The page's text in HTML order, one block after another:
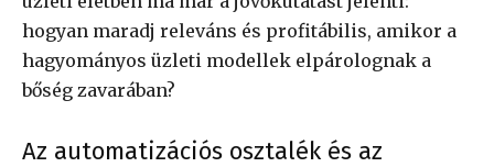
hogyan maradj releváns és profitábilis, amikor a
hagyományos üzleti modellek elpárolognak a
bőség zavarában?
Az automatizációs osztalék és az